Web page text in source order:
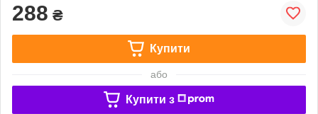
288 ₴
Купити
або
Купити з